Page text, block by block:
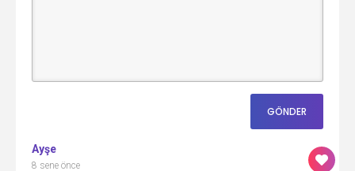
Ayşe
8 sene önce